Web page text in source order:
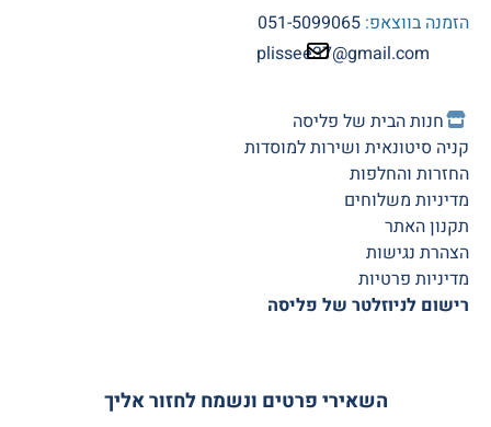
הזמנה בווצאפ: 051-5099065
plissee37@gmail.com
חנות הבית של פליסה
קניה סיטונאית ושירות למוסדות
החזרות והחלפות
מדיניות משלוחים
תקנון האתר
הצהרת נגישות
מדיניות פרטיות
רישום לניוזלטר של פליסה
השאירי פרטים ונשמח לחזור אליך